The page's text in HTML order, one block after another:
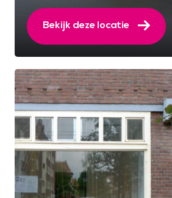
Bekijk deze locatie